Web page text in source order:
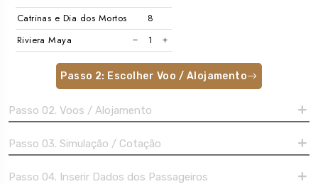
Catrinas e Dia dos Mortos
Riviera Maya
Passo 2: Escolher Voo / Alojamento
Passo 02. Voos / Alojamento
Passo 03. Simulação / Cotação
Passo 04. Inserir Dados dos Passageiros